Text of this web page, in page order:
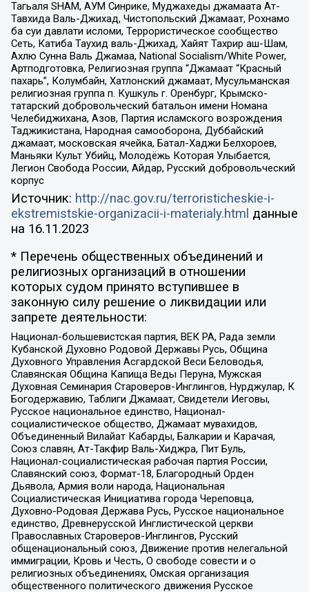
Тагьаля SHAM, АУМ Синрике, Муджахеды джамаата Ат-
Тавхида Валь-Джихад, Чистопольский Джамаат, Рохнамо
ба суи давлати исломи, Террористическое сообщество
Сеть, Катиба Таухид валь-Джихад, Хайят Тахрир аш-Шам,
Ахлю Сунна Валь Джамаа, National Socialism/White Power,
Артподготовка, Религиозная группа “Джамаат “Красный
пахарь”, Колумбайн, Хатлонский джамаат, Мусульманская
религиозная группа п. Кушкуль г. Оренбург, Крымско-
татарский добровольческий батальон имени Номана
Челебиджихана, Азов, Партия исламского возрождения
Таджикистана, Народная самооборона, Дуббайский
джамаат, московская ячейка, Батал-Хаджи Белхороев,
Маньяки Культ Убийц, Молодёжь Которая Улыбается,
Легион Свобода России, Айдар, Русский добровольческий
корпус
Источник: http://nac.gov.ru/terroristicheskie-i-
ekstremistskie-organizacii-i-materialy.html данные
на 16.11.2023
* Перечень общественных объединений и
религиозных организаций в отношении
которых судом принято вступившее в
законную силу решение о ликвидации или
запрете деятельности:
Национал-большевистская партия, ВЕК РА, Рада земли
Кубанской Духовно Родовой Державы Русь, Община
Духовного Управления Асгардской Веси Беловодья,
Славянская Община Капища Веды Перуна, Мужская
Духовная Семинария Староверов-Инглингов, Нурджулар, К
Богодержавию, Таблиги Джамаат, Свидетели Иеговы,
Русское национальное единство, Национал-
социалистическое общество, Джамаат мувахидов,
Объединенный Вилайат Кабарды, Балкарии и Карачая,
Союз славян, Ат-Такфир Валь-Хиджра, Пит Буль,
Национал-социалистическая рабочая партия России,
Славянский союз, Формат-18, Благородный Орден
Дьявола, Армия воли народа, Национальная
Социалистическая Инициатива города Череповца,
Духовно-Родовая Держава Русь, Русское национальное
единство, Древнерусской Инглистической церкви
Православных Староверов-Инглингов, Русский
общенациональный союз, Движение против нелегальной
иммиграции, Кровь и Честь, О свободе совести и о
религиозных объединениях, Омская организация
общественного политического движения Русское